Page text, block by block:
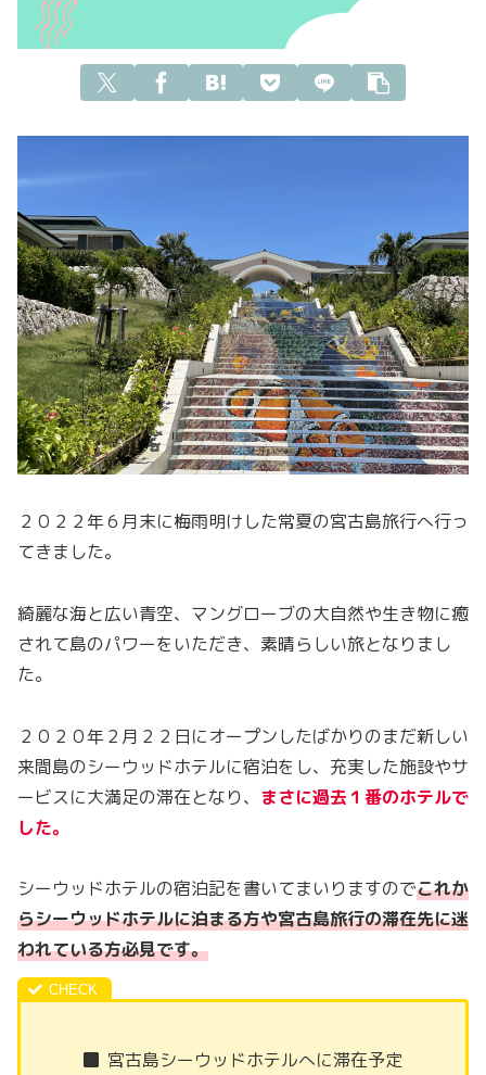
２０２２年６月末に梅雨明けした常夏の宮古島旅行へ行っ
てきました。
綺麗な海と広い青空、マングローブの大自然や生き物に癒
されて島のパワーをいただき、素晴らしい旅となりまし
た。
２０２０年２月２２日にオープンしたばかりのまだ新しい
来間島のシーウッドホテルに宿泊をし、充実した施設やサ
ービスに大満足の滞在となり、 まさに過去１番のホテルで
した。
シーウッドホテルの宿泊記を書いてまいりますのでこれか
らシーウッドホテルに泊まる方や宮古島旅行の滞在先に迷
われている方必見です。
宮古島シーウッドホテルへに滞在予定